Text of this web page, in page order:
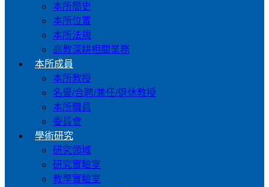
本所簡史
本所位置
本所法規
高教深耕相關業務
本所成員
本所教授
名譽/合聘/兼任/退休教授
本所職員
委員會
學術研究
研究領域
研究實驗室
教學實驗室